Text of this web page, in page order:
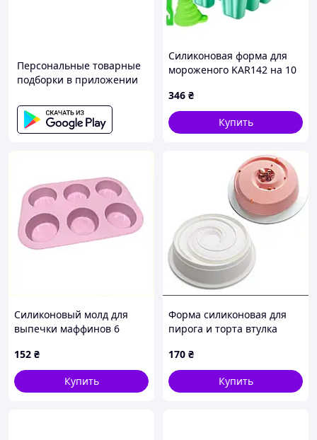
Персональные товарные
подборки в приложении
Силиконовая форма для
мороженого KAR142 на 10
домашнего мороженого с
палочками, щеточкой и
лейкой
346 ₴
Купить
Силиконовый молд для
выпечки маффинов 6
152 ₴
Купить
Форма силиконовая для
пирога и торта втулка
170 ₴
Купить